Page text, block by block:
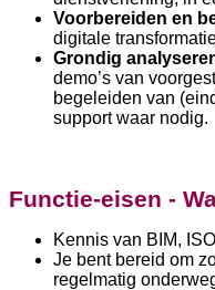
Voorbereiden en
digitale
Grondig
demo’s van
begeleiden van
support waar nodig.
Functie-eisen -
Kennis van BIM,
Je bent bereid om
regelmatig